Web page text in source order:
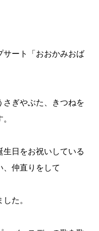
サート「おおかみおば
さぎやぶた、きつねを
日をお祝いしている
、仲直りをして
た。